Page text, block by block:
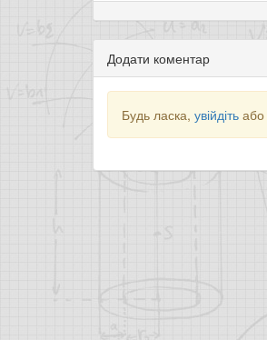
Додати коментар
Будь ласка, увійдіть або